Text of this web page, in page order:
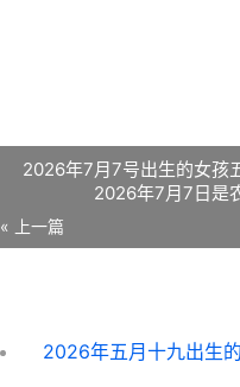
2026年7月7号出生的女孩
2026年7月7日是
« 上一篇